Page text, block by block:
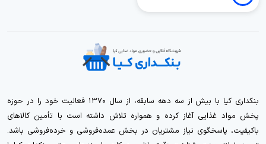
بنکداری کیا با بیش از سه دهه سابقه، از سال ۱۳۷۰ فعالیت خود را در حوزه
پخش مواد غذایی آغاز کرده و همواره تلاش داشته است با تأمین کالاهای
باکیفیت، پاسخگوی نیاز مشتریان در بخش عمده‌فروشی و خرده‌فروشی باشد.